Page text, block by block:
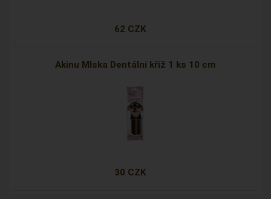
62 CZK
Akinu Mlska Dentální kříž 1 ks 10 cm
30 CZK